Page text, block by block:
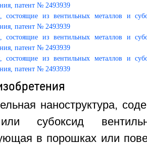
наноструктура,
субоксид
в порошках или